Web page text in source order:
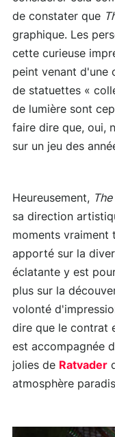
de constater que
graphique. Les
cette curieuse
peint venant d'une
de statuettes «
de lumière sont
faire dire que, oui,
sur un jeu des
Heureusement,
sa direction
moments vraiment
apporté sur la
éclatante y est
plus sur la
volonté
dire que le contrat
est accompagnée
jolies de Ratvader
atmosphère